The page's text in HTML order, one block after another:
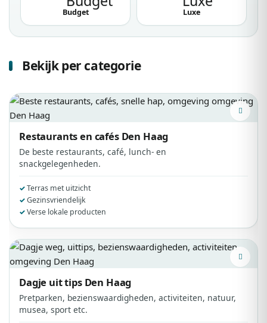
Budget Luxe
Bekijk per categorie
Restaurants en cafés Den Haag
De beste restaurants, café, lunch- en
snackgelegenheden.
Terras met uitzicht
Gezinsvriendelijk
Verse lokale producten
Dagje uit tips Den Haag
Pretparken, bezienswaardigheden, activiteiten, natuur,
musea, sport etc.